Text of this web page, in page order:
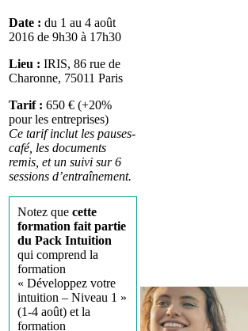
Date : du 1 au 4 août
2016 de 9h30 à 17h30
Lieu : IRIS, 86 rue de
Charonne, 75011 Paris
Tarif : 650 € (+20%
pour les entreprises)
Ce tarif inclut les pauses-
café, les documents
remis, et un suivi sur 6
sessions d’entraînement.
Notez que cette
formation fait partie
du Pack Intuition
qui comprend la
formation
« Développez votre
intuition – Niveau 1 »
(1-4 août) et la
formation